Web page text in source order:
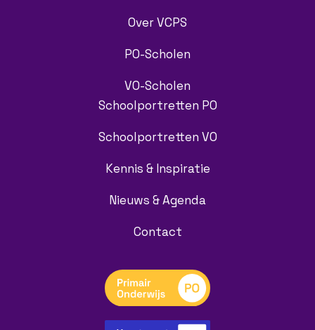
Over VCPS
PO-Scholen
VO-Scholen
Schoolportretten PO
Schoolportretten VO
Kennis & Inspiratie
Nieuws & Agenda
Contact